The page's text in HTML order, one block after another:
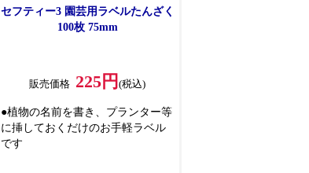
セフティー3 園芸用ラベルたんざく
100枚 75mm
販売価格 225円 (税込)
●植物の名前を書き、プランター等
に挿しておくだけのお手軽ラベル
です